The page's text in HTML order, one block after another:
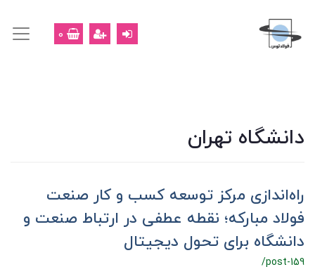
0
دانشگاه تهران
راه‌اندازی مرکز توسعه کسب و کار صنعت
فولاد مبارکه؛ نقطه عطفی در ارتباط صنعت و
دانشگاه برای تحول دیجیتال
/post-159